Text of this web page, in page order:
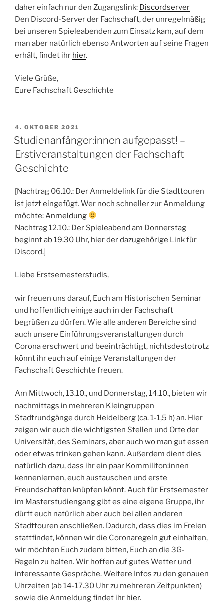
daher einfach nur den Zugangslink: Discordserver
Den Discord-Server der Fachschaft, der unregelmäßig
bei unseren Spieleabenden zum Einsatz kam, auf dem
man aber natürlich ebenso Antworten auf seine Fragen
erhält, findet ihr hier.
Viele Grüße,
Eure Fachschaft Geschichte
VERÖFFENTLICHT
AM
4. OKTOBER 2021
Studienanfänger:innen aufgepasst! –
Erstiveranstaltungen der Fachschaft
Geschichte
[Nachtrag 06.10.: Der Anmeldelink für die Stadttouren
ist jetzt eingefügt. Wer noch schneller zur Anmeldung
möchte: Anmeldung
Nachtrag 12.10.: Der Spieleabend am Donnerstag
beginnt ab 19.30 Uhr, hierder dazugehörige Link für
Discord.]
Liebe Erstsemesterstudis,
wir freuen uns darauf, Euch am Historischen Seminar
und hoffentlich einige auch in der Fachschaft
begrüßen zu dürfen. Wie alle anderen Bereiche sind
auch unsere Einführungsveranstaltungen durch
Corona erschwert und beeinträchtigt, nichtsdestotrotz
könnt ihr euch auf einige Veranstaltungen der
Fachschaft Geschichte freuen.
Am Mittwoch, 13.10., und Donnerstag, 14.10., bieten wir
nachmittags in mehreren Kleingruppen
Stadtrundgänge durch Heidelberg (ca. 1-1,5 h) an. Hier
zeigen wir euch die wichtigsten Stellen und Orte der
Universität, des Seminars, aber auch wo man gut essen
oder etwas trinken gehen kann. Außerdem dient dies
natürlich dazu, dass ihr ein paar Kommiliton:innen
kennenlernen, euch austauschen und erste
Freundschaften knüpfen könnt. Auch für Erstsemester
im Masterstudiengang gibt es eine eigene Gruppe, ihr
dürft euch natürlich aber auch bei allen anderen
Stadttouren anschließen. Dadurch, dass dies im Freien
stattfindet, können wir die Coronaregeln gut einhalten,
wir möchten Euch zudem bitten, Euch an die 3G-
Regeln zu halten. Wir hoffen auf gutes Wetter und
interessante Gespräche. Weitere Infos zu den genauen
Uhrzeiten (ab 14-17.30 Uhr zu mehreren Zeitpunkten)
sowie die Anmeldung findet ihr hier.